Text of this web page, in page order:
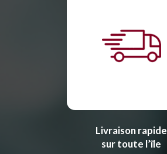
Livraison rapide
sur toute l’île